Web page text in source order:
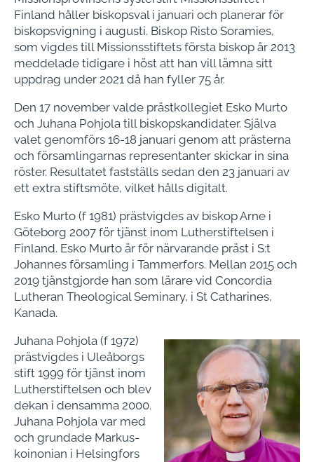
Finland håller biskopsval i januari och planerar för
biskopsvigning i augusti. Biskop Risto Soramies,
som vigdes till Missionsstiftets första biskop år 2013
meddelade tidigare i höst att han vill lämna sitt
uppdrag under 2021 då han fyller 75 år.
Den 17 november valde prästkollegiet Esko Murto
och Juhana Pohjola till biskopskandidater. Själva
valet genomförs 16-18 januari genom att prästerna
och församlingarnas representanter skickar in sina
röster. Resultatet fastställs sedan den 23 januari av
ett extra stiftsmöte, vilket hålls digitalt.
Esko Murto (f 1981) prästvigdes av biskop Arne i
Göteborg 2007 för tjänst inom Lutherstiftelsen i
Finland. Esko Murto är för närvarande präst i S:t
Johannes församling i Tammerfors. Mellan 2015 och
2019 tjänstgjorde han som lärare vid Concordia
Lutheran Theological Seminary, i St Catharines,
Kanada.
Juhana Pohjola (f 1972)
prästvigdes i Uleåborgs
stift 1999 för tjänst inom
Lutherstiftelsen och blev
dekan i densamma 2000.
Juhana Pohjola var med
och grundade Markus-
koinonian i Helsingfors